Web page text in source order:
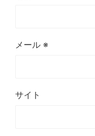
メール ※
サイト